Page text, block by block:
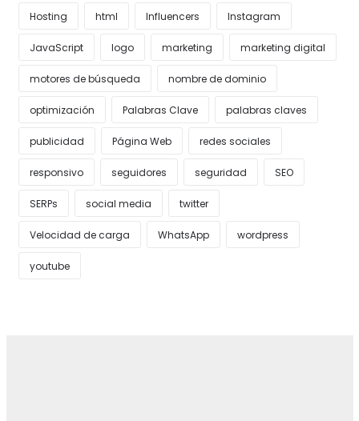
Hosting html Influencers Instagram
JavaScript logo marketing marketing digital
motores de búsqueda nombre de dominio
optimización Palabras Clave palabras claves
publicidad Página Web redes sociales
responsivo seguidores seguridad SEO
SERPs social media twitter
Velocidad de carga WhatsApp wordpress
youtube